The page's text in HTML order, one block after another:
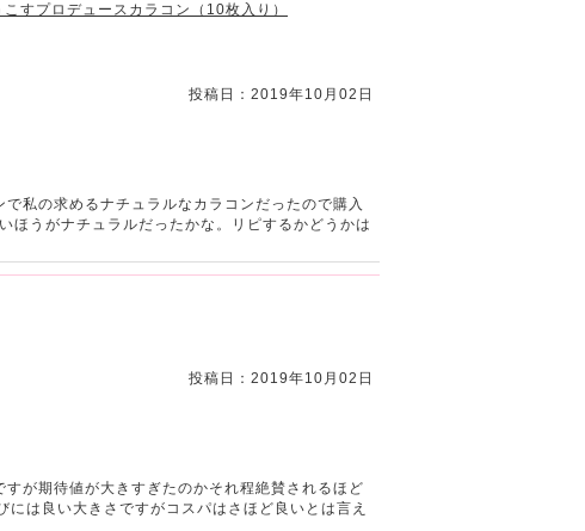
すプロデュースカラコン（10枚入り）
投稿日：2019年10月02日
私の求めるナチュラルなカラコンだったので購入
ほうがナチュラルだったかな。リピするかどうかは
投稿日：2019年10月02日
が期待値が大きすぎたのかそれ程絶賛されるほど
は良い大きさですがコスパはさほど良いとは言え